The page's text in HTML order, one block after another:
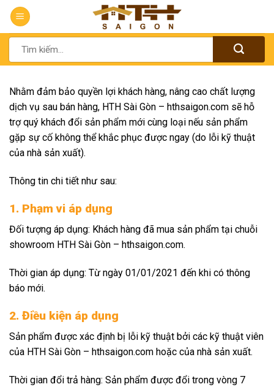
Chuyển
đến
nộiTìm
kiếm:
Nhằm đảm bảo quyền lợi khách hàng, nâng cao chất lượng
dịch vụ sau bán hàng, HTH Sài Gòn – hthsaigon.com sẽ hỗ
trợ quý khách đổi sản phẩm mới cùng loại nếu sản phẩm
gặp sự cố không thể khắc phục được ngay (do lỗi kỹ thuật
của nhà sản xuất).
Thông tin chi tiết như sau:
1. Phạm vi áp dụng
Đối tượng áp dụng: Khách hàng đã mua sản phẩm tại chuỗi
showroom HTH Sài Gòn – hthsaigon.com.
Thời gian áp dụng: Từ ngày 01/01/2021 đến khi có thông
báo mới.
2. Điều kiện áp dụng
Sản phẩm được xác định bị lỗi kỹ thuật bởi các kỹ thuật viên
của HTH Sài Gòn – hthsaigon.com hoặc của nhà sản xuất.
Thời gian đổi trả hàng: Sản phẩm được đổi trong vòng 7